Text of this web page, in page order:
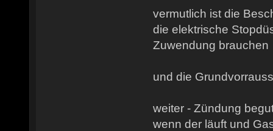
vermutlich ist die
die elektrische
Zuwendung brauchen
und die
weiter - Zündung
wenn der läuft und